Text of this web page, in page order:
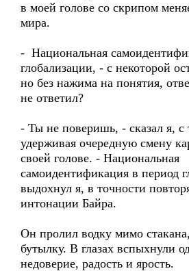
в моей голове со скрипом
мира.
- Национальная
глобализации, - с некоторой
но без нажима на понятия,
не ответил?
- Ты не поверишь, - сказал я, с
удерживая очередную смену
своей голове. - Национальная
самоидентификация в период
выдохнул я, в точности
интонации Байра.
Он пролил водку мимо
бутылку. В глазах вспыхнули
недоверие, радость и ярость.